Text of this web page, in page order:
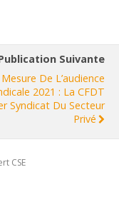
Suivante
Mesure De L’audience
2021 : La CFDT
Syndicat Du Secteur
Privé
CSE